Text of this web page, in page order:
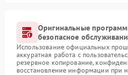
Оригинальные
безопасное
Использование официальных
аккуратная работа с
резервное копирование,
восстановление информации при